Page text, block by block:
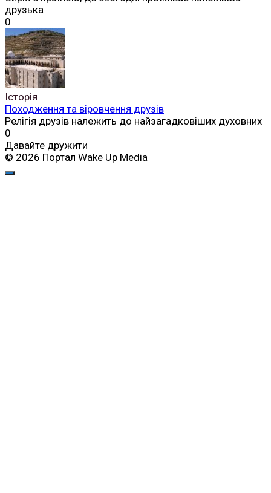
друзька
0
Історія
Походження та віровчення друзів
Релігія друзів належить до найзагадковіших духовних
0
Давайте дружити
© 2026 Портал Wake Up Media